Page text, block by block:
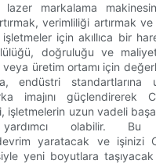
markalama
verimliliği artırmak
için akıllıca bir
doğruluğu ve
üretim ortamı için
endüstri standartlarına
imajını güçlendirerek
işletmelerin uzun vadeli
olabilir. Bu
devrim yaratacak ve işinizi
yeni boyutlara taşıyacak